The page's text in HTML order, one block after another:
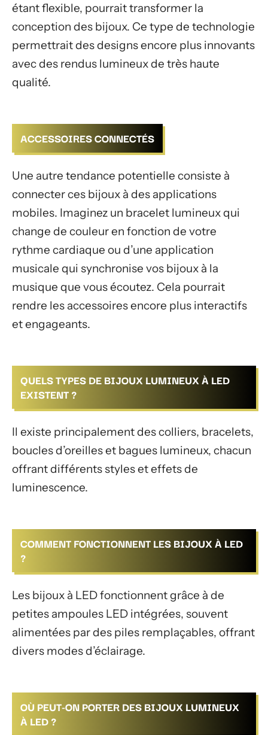
étant flexible, pourrait transformer la
conception des bijoux. Ce type de technologie
permettrait des designs encore plus innovants
avec des rendus lumineux de très haute
qualité.
ACCESSOIRES CONNECTÉS
Une autre tendance potentielle consiste à
connecter ces bijoux à des applications
mobiles. Imaginez un bracelet lumineux qui
change de couleur en fonction de votre
rythme cardiaque ou d’une application
musicale qui synchronise vos bijoux à la
musique que vous écoutez. Cela pourrait
rendre les accessoires encore plus interactifs
et engageants.
QUELS TYPES DE BIJOUX LUMINEUX À LED
EXISTENT ?
Il existe principalement des colliers, bracelets,
boucles d’oreilles et bagues lumineux, chacun
offrant différents styles et effets de
luminescence.
COMMENT FONCTIONNENT LES BIJOUX À LED
?
Les bijoux à LED fonctionnent grâce à de
petites ampoules LED intégrées, souvent
alimentées par des piles remplaçables, offrant
divers modes d’éclairage.
OÙ PEUT-ON PORTER DES BIJOUX LUMINEUX
À LED ?